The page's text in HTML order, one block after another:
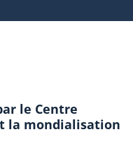
le Centre
la mondialisation